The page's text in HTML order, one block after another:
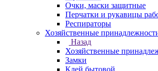
Очки, маски защитные
Перчатки и рукавицы
Респираторы
Хозяйственные
Назад
Хозяйственные
Замки
Клей бытовой